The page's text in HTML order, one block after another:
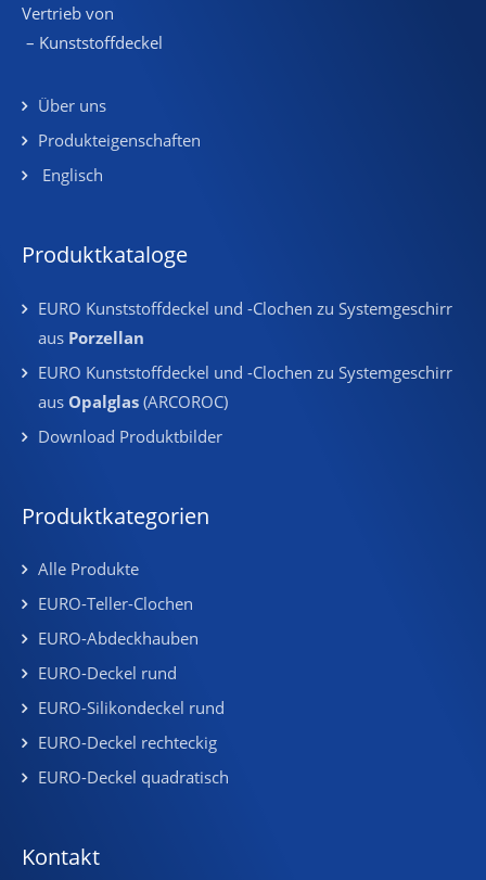
Vertrieb von
– Kunststoffdeckel
Über uns
Produkteigenschaften
Englisch
Produktkataloge
EURO Kunststoffdeckel und -Clochen zu Systemgeschirr
aus Porzellan
EURO Kunststoffdeckel und -Clochen zu Systemgeschirr
aus Opalglas (ARCOROC)
Download Produktbilder
Produktkategorien
Alle Produkte
EURO-Teller-Clochen
EURO-Abdeckhauben
EURO-Deckel rund
EURO-Silikondeckel rund
EURO-Deckel rechteckig
EURO-Deckel quadratisch
Kontakt